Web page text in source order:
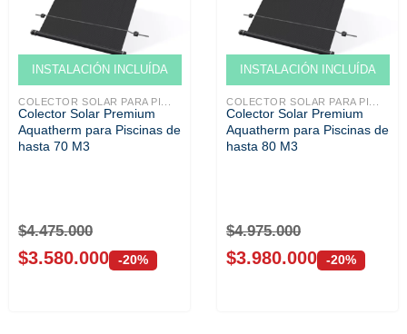
INSTALACIÓN INCLUÍDA
Venta solo ONLINE
COLECTOR SOLAR PARA PI...
Colector Solar Premium
Aquatherm para Piscinas de
hasta 70 M3
$4.475.000
$3.580.000 -20%
INSTALACIÓN INCLUÍDA
Venta solo ONLINE
COLECTOR SOLAR PARA PI...
Colector Solar Premium
Aquatherm para Piscinas de
hasta 80 M3
$4.975.000
$3.980.000 -20%